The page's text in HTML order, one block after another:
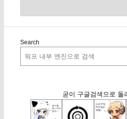
Search
굳이 구글검색으로 돌